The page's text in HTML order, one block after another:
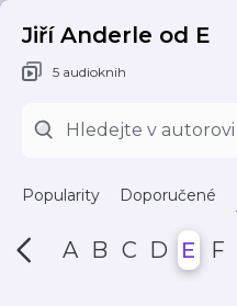
Jiří Anderle od E
5 audioknih
Popularity Doporučené
A B C D E F